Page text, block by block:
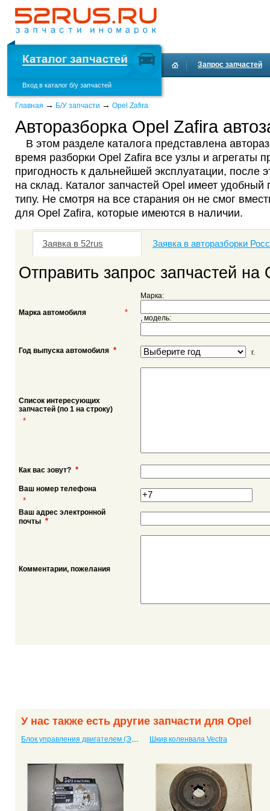
Вход в каталог б/у запчастей
Запрос запчастей
Главная → Б/У запчасти → Opel Zafira
Авторазборка Opel Zafira
В этом разделе каталога представлена
время разборки Opel Zafira все узлы и агрегаты
пригодность к дальнейшей эксплуатации, после
на склад. Каталог запчастей Opel имеет удобный
типу. Не смотря на все старания он не смог
для Opel Zafira, которые имеются в наличии.
Заявка в 52rus Заявка в авторазборки
Отправить запрос запчастей на
Марка автомобиля *
Марка:
, модель:
Год выпуска автомобиля * г.
Список интересующих
запчастей (по 1 на строку)
*
Как вас зовут? *
Ваш номер телефона
*
Ваш адрес электронной
почты *
Комментарии, пожелания
У нас также есть другие запчасти для Opel
Блок управления двигателем (ЭБУ, мозги) Vectra Шкив коленвала Vectra